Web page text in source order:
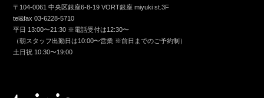
〒104-0061 中央区銀座6-8-19 VORT銀座 miyuki st.3F
tel&fax03-6228-5710
平日 13:00〜21:30 ※電話受付は12:30〜
（朝スタッフ出勤日は10:00〜営業 ※前日までのご予約制）
土日祝 10:30〜19:00